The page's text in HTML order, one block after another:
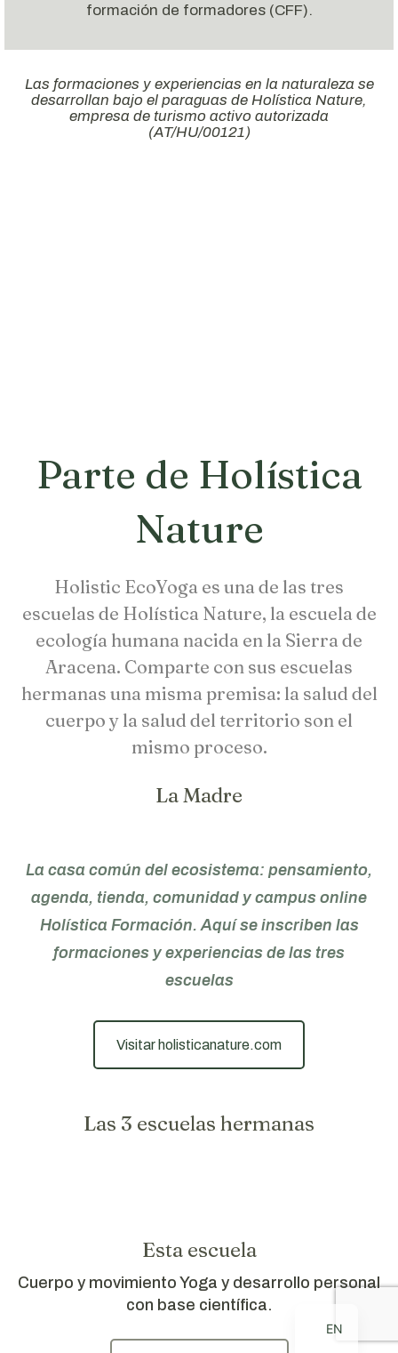
formación de formadores (CFF).
Las formaciones y experiencias en la naturaleza se
desarrollan bajo el paraguas de Holística Nature,
empresa de turismo activo autorizada
(AT/HU/00121)
Parte de Holística
Nature
Holistic EcoYoga es una de las tres
escuelas de Holística Nature, la escuela de
ecología humana nacida en la Sierra de
Aracena. Comparte con sus escuelas
hermanas una misma premisa: la salud del
cuerpo y la salud del territorio son el
mismo proceso.
La Madre
La casa común del ecosistema: pensamiento,
agenda, tienda, comunidad y campus online
Holística Formación. Aquí se inscriben las
formaciones y experiencias de las tres
escuelas
Visitar holisticanature.com
Las 3 escuelas hermanas
Esta escuela
Cuerpo y movimiento Yoga y desarrollo personal
con base científica.
EN